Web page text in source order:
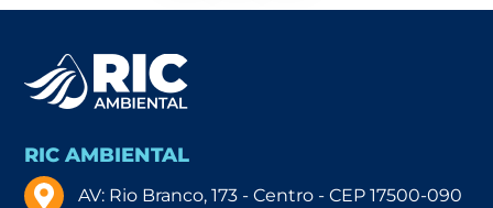
RIC AMBIENTAL
AV: Rio Branco, 173 - Centro - CEP 17500-090